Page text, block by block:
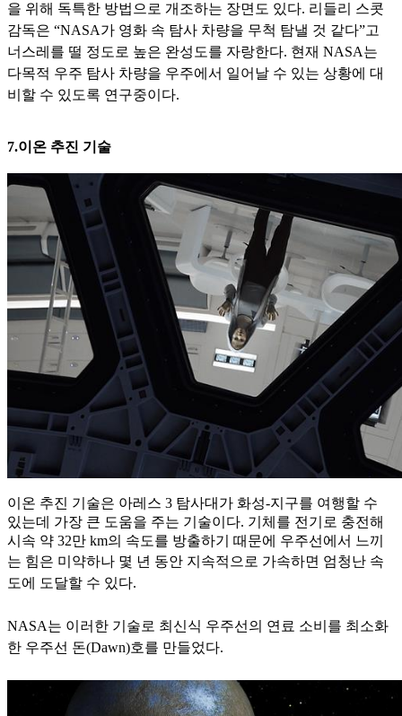
을 위해 독특한 방법으로 개조하는 장면도 있다. 리들리 스콧
감독은 “NASA가 영화 속 탐사 차량을 무척 탐낼 것 같다”고
너스레를 떨 정도로 높은 완성도를 자랑한다. 현재 NASA는
다목적 우주 탐사 차량을 우주에서 일어날 수 있는 상황에 대
비할 수 있도록 연구중이다.
7.이온 추진 기술
이온 추진 기술은 아레스 3 탐사대가 화성-지구를 여행할 수
있는데 가장 큰 도움을 주는 기술이다. 기체를 전기로 충전해
시속 약 32만 km의 속도를 방출하기 때문에 우주선에서 느끼
는 힘은 미약하나 몇 년 동안 지속적으로 가속하면 엄청난 속
도에 도달할 수 있다.
NASA는 이러한 기술로 최신식 우주선의 연료 소비를 최소화
한 우주선 돈(Dawn)호를 만들었다.